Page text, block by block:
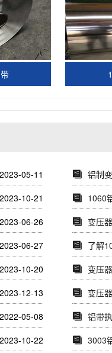
2023-05-11 铝制
2023-10-21 1060
2023-06-26 变压
2023-06-27 了解
2023-10-20 变压
2023-12-13 变压
2022-05-08 铝带
2023-10-22 3003